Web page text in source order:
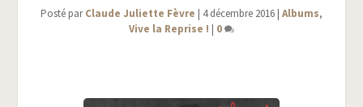
Posté parClaude Juliette Fèvre | 4 décembre 2016 | Albums,
Vive la Reprise ! | 0